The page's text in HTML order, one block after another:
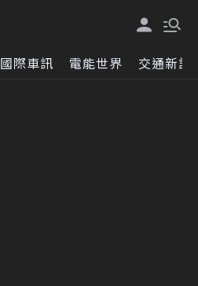
國際車訊 電能世界 交通新訊